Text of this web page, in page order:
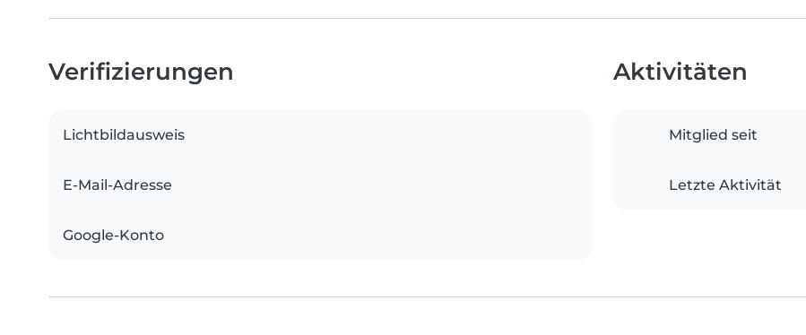
Verifizierungen
Lichtbildausweis
E-Mail-Adresse
Google-Konto
Aktivitäten
Mitglied seit
Letzte Aktivität